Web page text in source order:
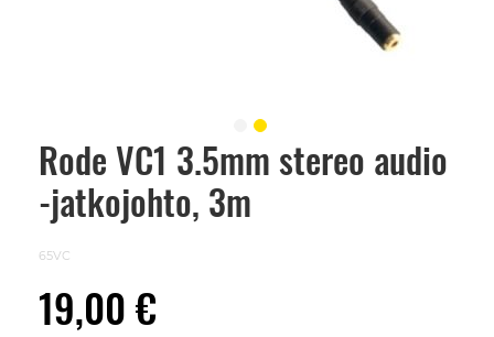
Rode VC1 3.5mm stereo audio
-jatkojohto, 3m
65VC
19,00 €
Skip
beginning
images